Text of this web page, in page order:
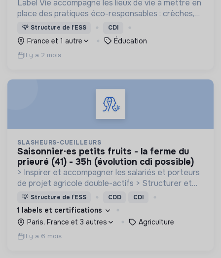
Label Vie accompagne les lieux de vie à mettre en
place des pratiques éco-responsables : crèches,
assistants maternels, centres de loisirs.
💡 Structure de l’ESS CDI
France et 1 autre Éducation
Il y a 2 mois
SLASHEURS-CUEILLEURS
saisonnier·es petits fruits - la ferme du
prieuré (41) - 35h (évolution cdi possible)
> Inspirer et accompagner les salariés et porteurs
de projet agricole double-actifs > Structurer et
diffuser des opportunités agricoles à temps partiel
via la micro-association ou le salariat
💡 Structure de l’ESS CDD CDI
1 labels et certifications
Paris, France et 3 autres
Agriculture
Il y a 6 mois